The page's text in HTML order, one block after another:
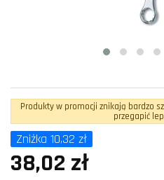
Produkty w promocji znikają bardzo
przegapić
Zniżka 10,32 zł
38,02 zł